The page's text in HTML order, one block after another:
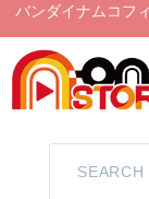
バンダイナムコフ